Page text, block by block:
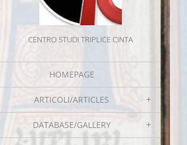
CENTRO STUDI TRIPLICE CINTA
HOMEPAGE
ARTICOLI/ARTICLES
DATABASE/GALLERY